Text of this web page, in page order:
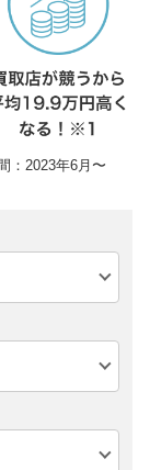
：2023年6月〜